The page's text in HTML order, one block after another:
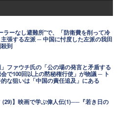
ラーなし避難所"で、「防衛費を削って冷
張する左派 ─ 中国に忖度した左派の我田
到
」ファウチ氏の「公の場の発言と矛盾する
で100回以上の黙秘権行使」が物議 ─ ト
な狙いは「中国の責任追及」にある
(29)】映画で学ぶ偉人伝(1)──『若き日の